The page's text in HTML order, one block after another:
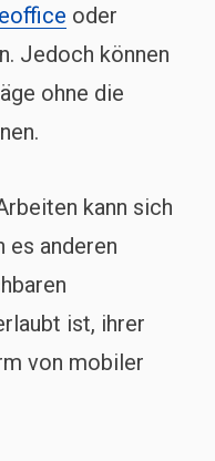
oder
Jedoch können
ohne die
kann sich
es anderen
ist, ihrer
von mobiler